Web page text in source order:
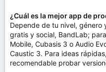
¿Cuál es la mejor app de
Depende de tu nivel, género
gratis y social, BandLab;
Mobile, Cubasis 3 o Audio
Caustic 3. Para ideas
recomendable probar